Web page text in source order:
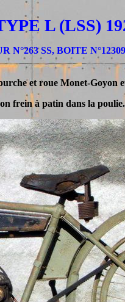
L (LSS)
N°263 SS, BOITE N°12309
et roue Monet-Goyon
frein à patin dans la poulie.